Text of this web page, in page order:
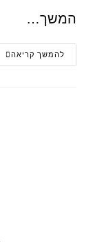
המשך…
להמשך קריאה